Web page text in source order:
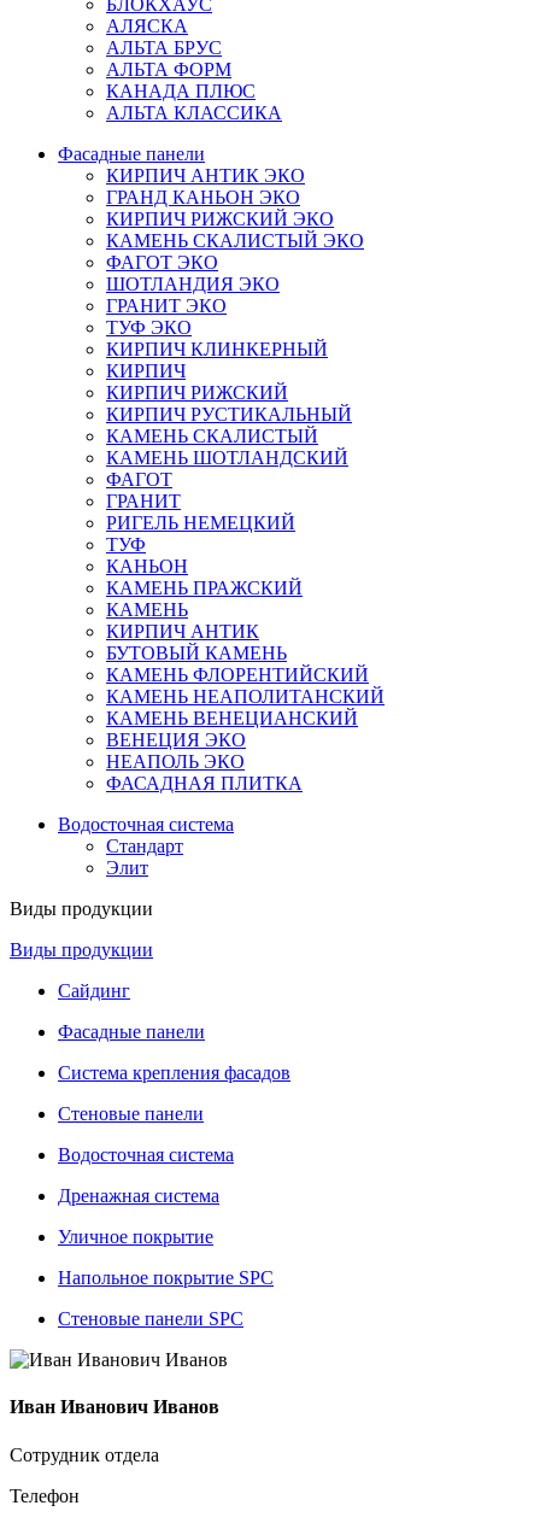
БЛОКХАУС
АЛЯСКА
АЛЬТА БРУС
АЛЬТА ФОРМ
КАНАДА ПЛЮС
АЛЬТА КЛАССИКА
Фасадные панели
КИРПИЧ АНТИК ЭКО
ГРАНД КАНЬОН ЭКО
КИРПИЧ РИЖСКИЙ ЭКО
КАМЕНЬ СКАЛИСТЫЙ ЭКО
ФАГОТ ЭКО
ШОТЛАНДИЯ ЭКО
ГРАНИТ ЭКО
ТУФ ЭКО
КИРПИЧ КЛИНКЕРНЫЙ
КИРПИЧ
КИРПИЧ РИЖСКИЙ
КИРПИЧ РУСТИКАЛЬНЫЙ
КАМЕНЬ СКАЛИСТЫЙ
КАМЕНЬ ШОТЛАНДСКИЙ
ФАГОТ
ГРАНИТ
РИГЕЛЬ НЕМЕЦКИЙ
ТУФ
КАНЬОН
КАМЕНЬ ПРАЖСКИЙ
КАМЕНЬ
КИРПИЧ АНТИК
БУТОВЫЙ КАМЕНЬ
КАМЕНЬ ФЛОРЕНТИЙСКИЙ
КАМЕНЬ НЕАПОЛИТАНСКИЙ
КАМЕНЬ ВЕНЕЦИАНСКИЙ
ВЕНЕЦИЯ ЭКО
НЕАПОЛЬ ЭКО
ФАСАДНАЯ ПЛИТКА
Водосточная система
Стандарт
Элит
Виды продукции
Виды продукции
Сайдинг
Фасадные панели
Система крепления фасадов
Стеновые панели
Водосточная система
Дренажная система
Уличное покрытие
Напольное покрытие SPC
Стеновые панели SPC
Иван Иванович Иванов
Сотрудник отдела
Телефон